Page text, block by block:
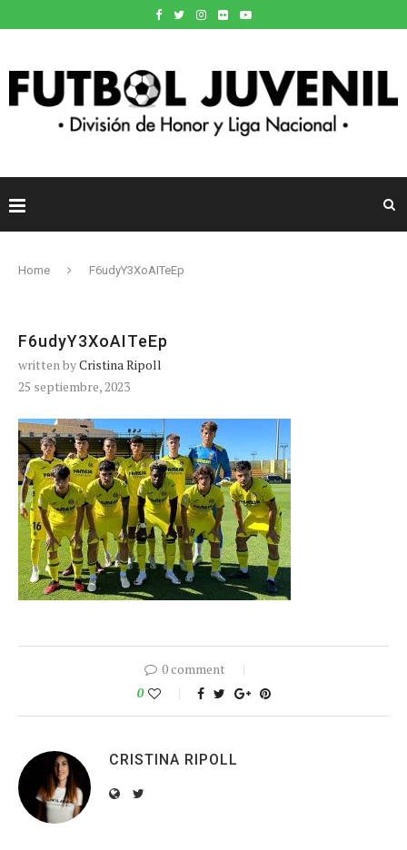
Home F6udyY3XoAITeEp
F6udyY3XoAITeEp
written byCristina Ripoll
25 septiembre, 2023
0 comment
0
CRISTINA RIPOLL